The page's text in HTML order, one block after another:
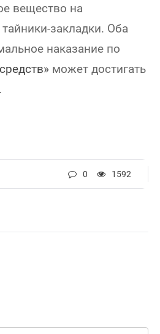
вещество на
закладки. Оба
наказание по
может достигать
0 1592